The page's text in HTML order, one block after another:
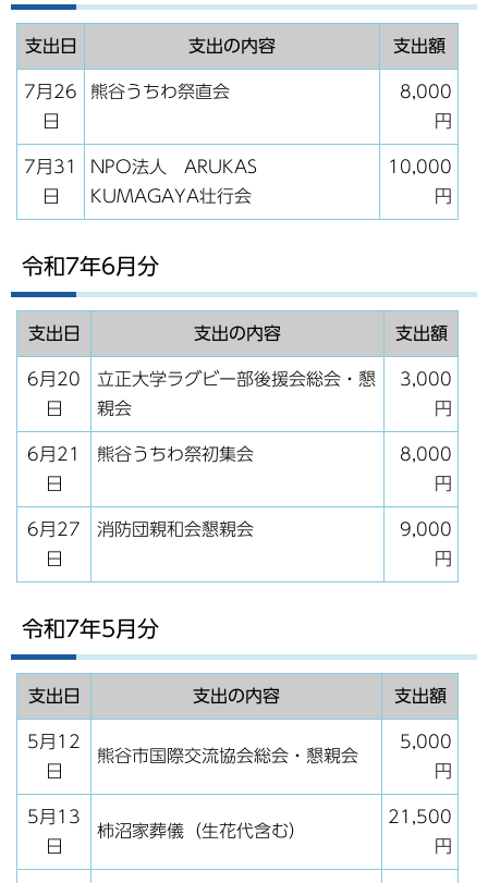
支出日 支出の内容 支出額
7月26
日
熊谷うちわ祭直会
8,000
円
7月31
日
NPO法人 ARUKAS
KUMAGAYA壮行会
10,000
円
令和7年6月分
支出日 支出の内容 支出額
6月20
日
立正大学ラグビー部後援会総会・懇
親会
3,000
円
6月21
日
熊谷うちわ祭初集会
8,000
円
6月27
日
消防団親和会懇親会
9,000
円
令和7年5月分
支出日 支出の内容 支出額
5月12
日
熊谷市国際交流協会総会・懇親会
5,000
円
5月13
日
柿沼家葬儀（生花代含む）
21,500
円